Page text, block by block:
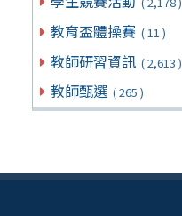
教育盃體操賽 ( 11 )
教師研習資訊 ( 2,613 )
教師甄選 ( 265 )